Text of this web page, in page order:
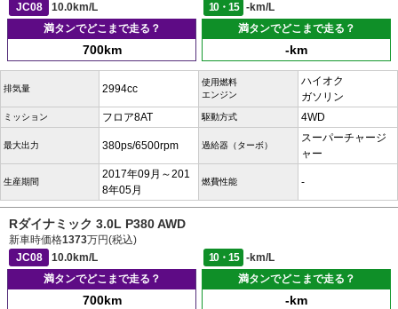
JC08
10.0km/L 10・15
-km/L
満タンでどこまで走る？
700km
満タンでどこまで走る？
-km
排気量 2994cc
使用燃料
エンジン
ハイオク
ガソリン
ミッション フロア8AT 駆動方式 4WD
最大出力 380ps/6500rpm 過給器（ターボ）
スーパーチャージ
ャー
生産期間
2017年09月～201
8年05月
燃費性能 -
Rダイナミック 3.0L P380 AWD
新車時価格1373万円(税込)
JC08
10.0km/L 10・15
-km/L
満タンでどこまで走る？
700km
満タンでどこまで走る？
-km